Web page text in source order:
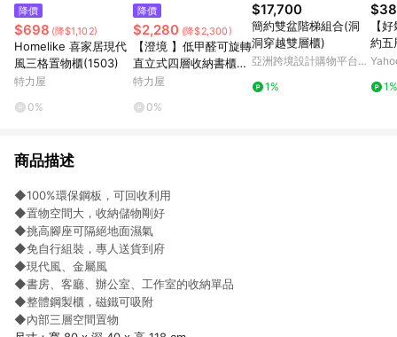
降價
$698 (降$1,102)
Homelike 喜家居現代
風三格置物櫃(1503)
特力屋
0%
降價
$2,280 (降$2,300)
【澄境 】低甲醛可旋轉
直立式四層收納書櫃集
成木紋
特力屋
0%
$17,700
簡約雙盆階梯組合(洞
洞穿越雙層櫃)
亞洲跨境設計購物平台
1%
【
約五
1%
商品描述
◆100%環保鋼板，可回收利用
◆置物空間大，收納儲物剛好
◆挑高腳座可隔絕地面濕氣
◆免自行組裝，專人送貨到府
◆現代風、金屬風
◆書房、客廳、辦公室、工作室的收納單品
◆整體鋼製櫃，磁鐵可吸附
◆內部三層空間置物